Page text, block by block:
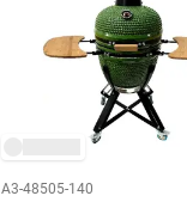
A3-48505-140